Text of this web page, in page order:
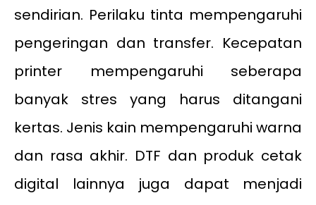
sendirian. Perilaku tinta mempengaruhi
pengeringan dan transfer. Kecepatan
printer mempengaruhi seberapa
banyak stres yang harus ditangani
kertas. Jenis kain mempengaruhi warna
dan rasa akhir. DTF dan produk cetak
digital lainnya juga dapat menjadi